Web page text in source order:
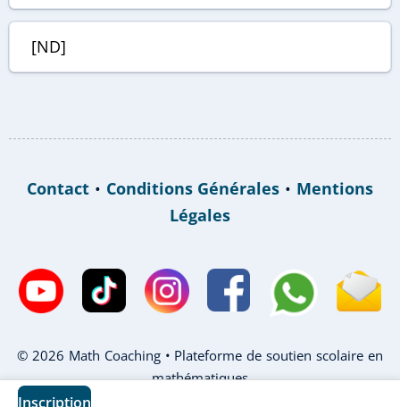
Inscription
[ND]
Contact• Conditions Générales • Mentions
Légales
© 2026 Math Coaching • Plateforme de soutien scolaire en
mathématiques